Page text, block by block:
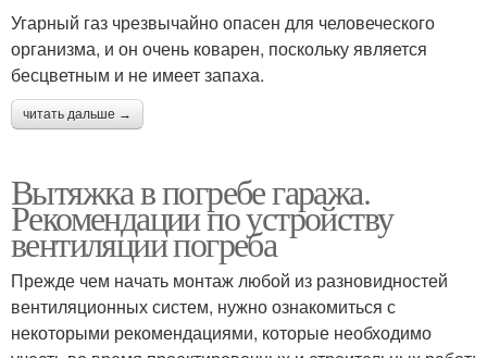
Угарный газ чрезвычайно опасен для человеческого
организма, и он очень коварен, поскольку является
бесцветным и не имеет запаха.
читать дальше →
Вытяжка в погребе гаража.
Рекомендации по устройству
вентиляции погреба
Прежде чем начать монтаж любой из разновидностей
вентиляционных систем, нужно ознакомиться с
некоторыми рекомендациями, которые необходимо